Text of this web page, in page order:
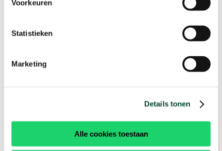
Voorkeuren
Statistieken
Marketing
Details tonen
Alle cookies toestaan